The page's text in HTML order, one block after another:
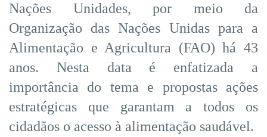
Nações Unidades, por meio da
Organização das Nações Unidas para a
Alimentação e Agricultura (FAO) há 43
anos. Nesta data é enfatizada a
importância do tema e propostas ações
estratégicas que garantam a todos os
cidadãos o acesso à alimentação saudável.